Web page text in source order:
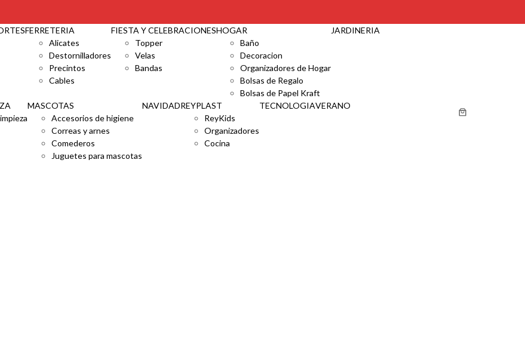
FERRETERIA
Alicates
Destornilladores
Precintos
Cables
FIESTA Y CELEBRACIONES
Topper
Velas
Bandas
HOGAR
Baño
Decoracion
Organizadores de Hogar
Bolsas de Regalo
Bolsas de Papel Kraft
JARDINERIA
MASCOTAS
Accesorios de higiene
Correas y arnes
Comederos
Juguetes para mascotas
NAVIDADREYPLAST
ReyKids
Organizadores
Cocina
TECNOLOGIAVERANO